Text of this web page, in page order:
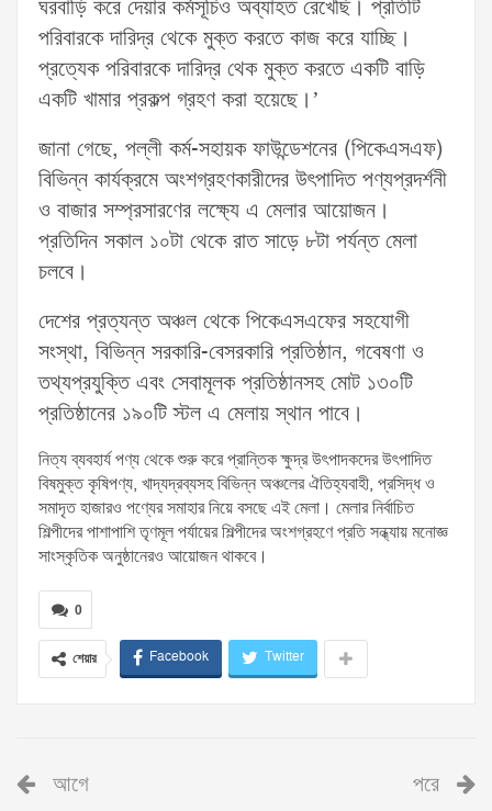
ঘরবাড়ি করে দেয়ার কর্মসূচিও অব্যাহত রেখেছি। প্রতিটি
পরিবারকে দারিদ্র থেকে মুক্ত করতে কাজ করে যাচ্ছি।
প্রত্যেক পরিবারকে দারিদ্র থেক মুক্ত করতে একটি বাড়ি
একটি খামার প্রকল্প গ্রহণ করা হয়েছে।’
জানা গেছে, পল্লী কর্ম-সহায়ক ফাউন্ডেশনের (পিকেএসএফ)
বিভিন্ন কার্যক্রমে অংশগ্রহণকারীদের উৎপাদিত পণ্যপ্রদর্শনী
ও বাজার সম্প্রসারণের লক্ষ্যে এ মেলার আয়োজন।
প্রতিদিন সকাল ১০টা থেকে রাত সাড়ে ৮টা পর্যন্ত মেলা
চলবে।
দেশের প্রত্যন্ত অঞ্চল থেকে পিকেএসএফের সহযোগী
সংস্থা, বিভিন্ন সরকারি-বেসরকারি প্রতিষ্ঠান, গবেষণা ও
তথ্যপ্রযুক্তি এবং সেবামূলক প্রতিষ্ঠানসহ মোট ১৩০টি
প্রতিষ্ঠানের ১৯০টি স্টল এ মেলায় স্থান পাবে।
নিত্য ব্যবহার্য পণ্য থেকে শুরু করে প্রান্তিক ক্ষুদ্র উৎপাদকদের উৎপাদিত
বিষমুক্ত কৃষিপণ্য, খাদ্যদ্রব্যসহ বিভিন্ন অঞ্চলের ঐতিহ্যবাহী, প্রসিদ্ধ ও
সমাদৃত হাজারও পণ্যের সমাহার নিয়ে বসছে এই মেলা। মেলার নির্বাচিত
শিল্পীদের পাশাপাশি তৃণমূল পর্যায়ের শিল্পীদের অংশগ্রহণে প্রতি সন্ধ্যায় মনোজ্ঞ
সাংস্কৃতিক অনুষ্ঠানেরও আয়োজন থাকবে।
0
শেয়ার Facebook Twitter
আগে পরে